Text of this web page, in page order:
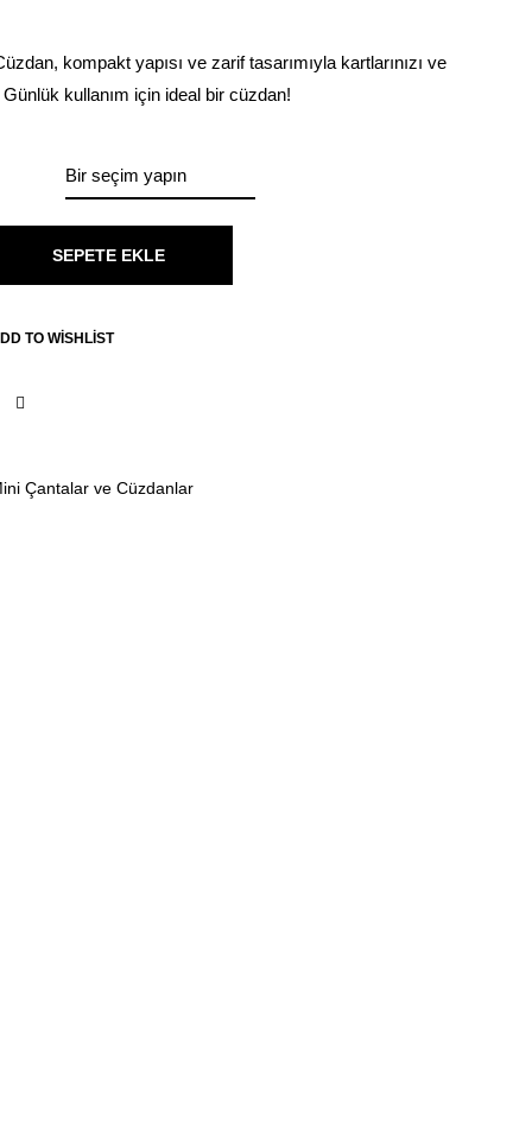
kompakt yapısı ve zarif tasarımıyla kartlarınızı ve
kullanım için ideal bir cüzdan!
SEPETE EKLE
TO WISHLIST
Çantalar ve Cüzdanlar